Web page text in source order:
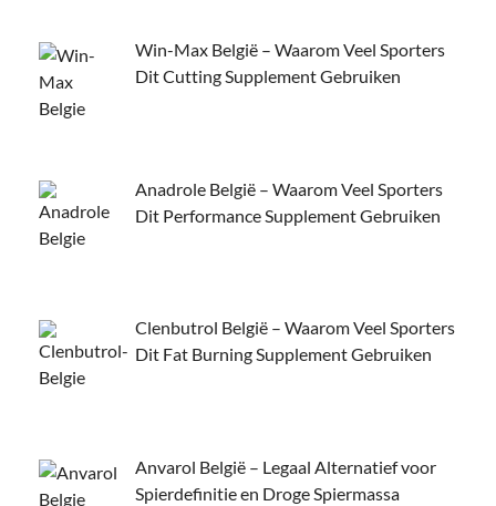
Win-Max België – Waarom Veel Sporters
Dit Cutting Supplement Gebruiken
Anadrole België – Waarom Veel Sporters
Dit Performance Supplement Gebruiken
Clenbutrol België – Waarom Veel Sporters
Dit Fat Burning Supplement Gebruiken
Anvarol België – Legaal Alternatief voor
Spierdefinitie en Droge Spiermassa